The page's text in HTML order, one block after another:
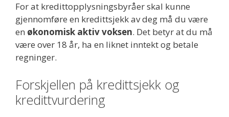
For at kredittopplysningsbyråer skal kunne
gjennomføre en kredittsjekk av deg må du være
en økonomisk aktiv voksen. Det betyr at du må
være over 18 år, ha en liknet inntekt og betale
regninger.
Forskjellen på kredittsjekk og
kredittvurdering